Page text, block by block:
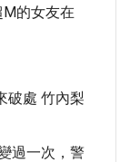
M的女友在
破處 竹內梨
過一次，警